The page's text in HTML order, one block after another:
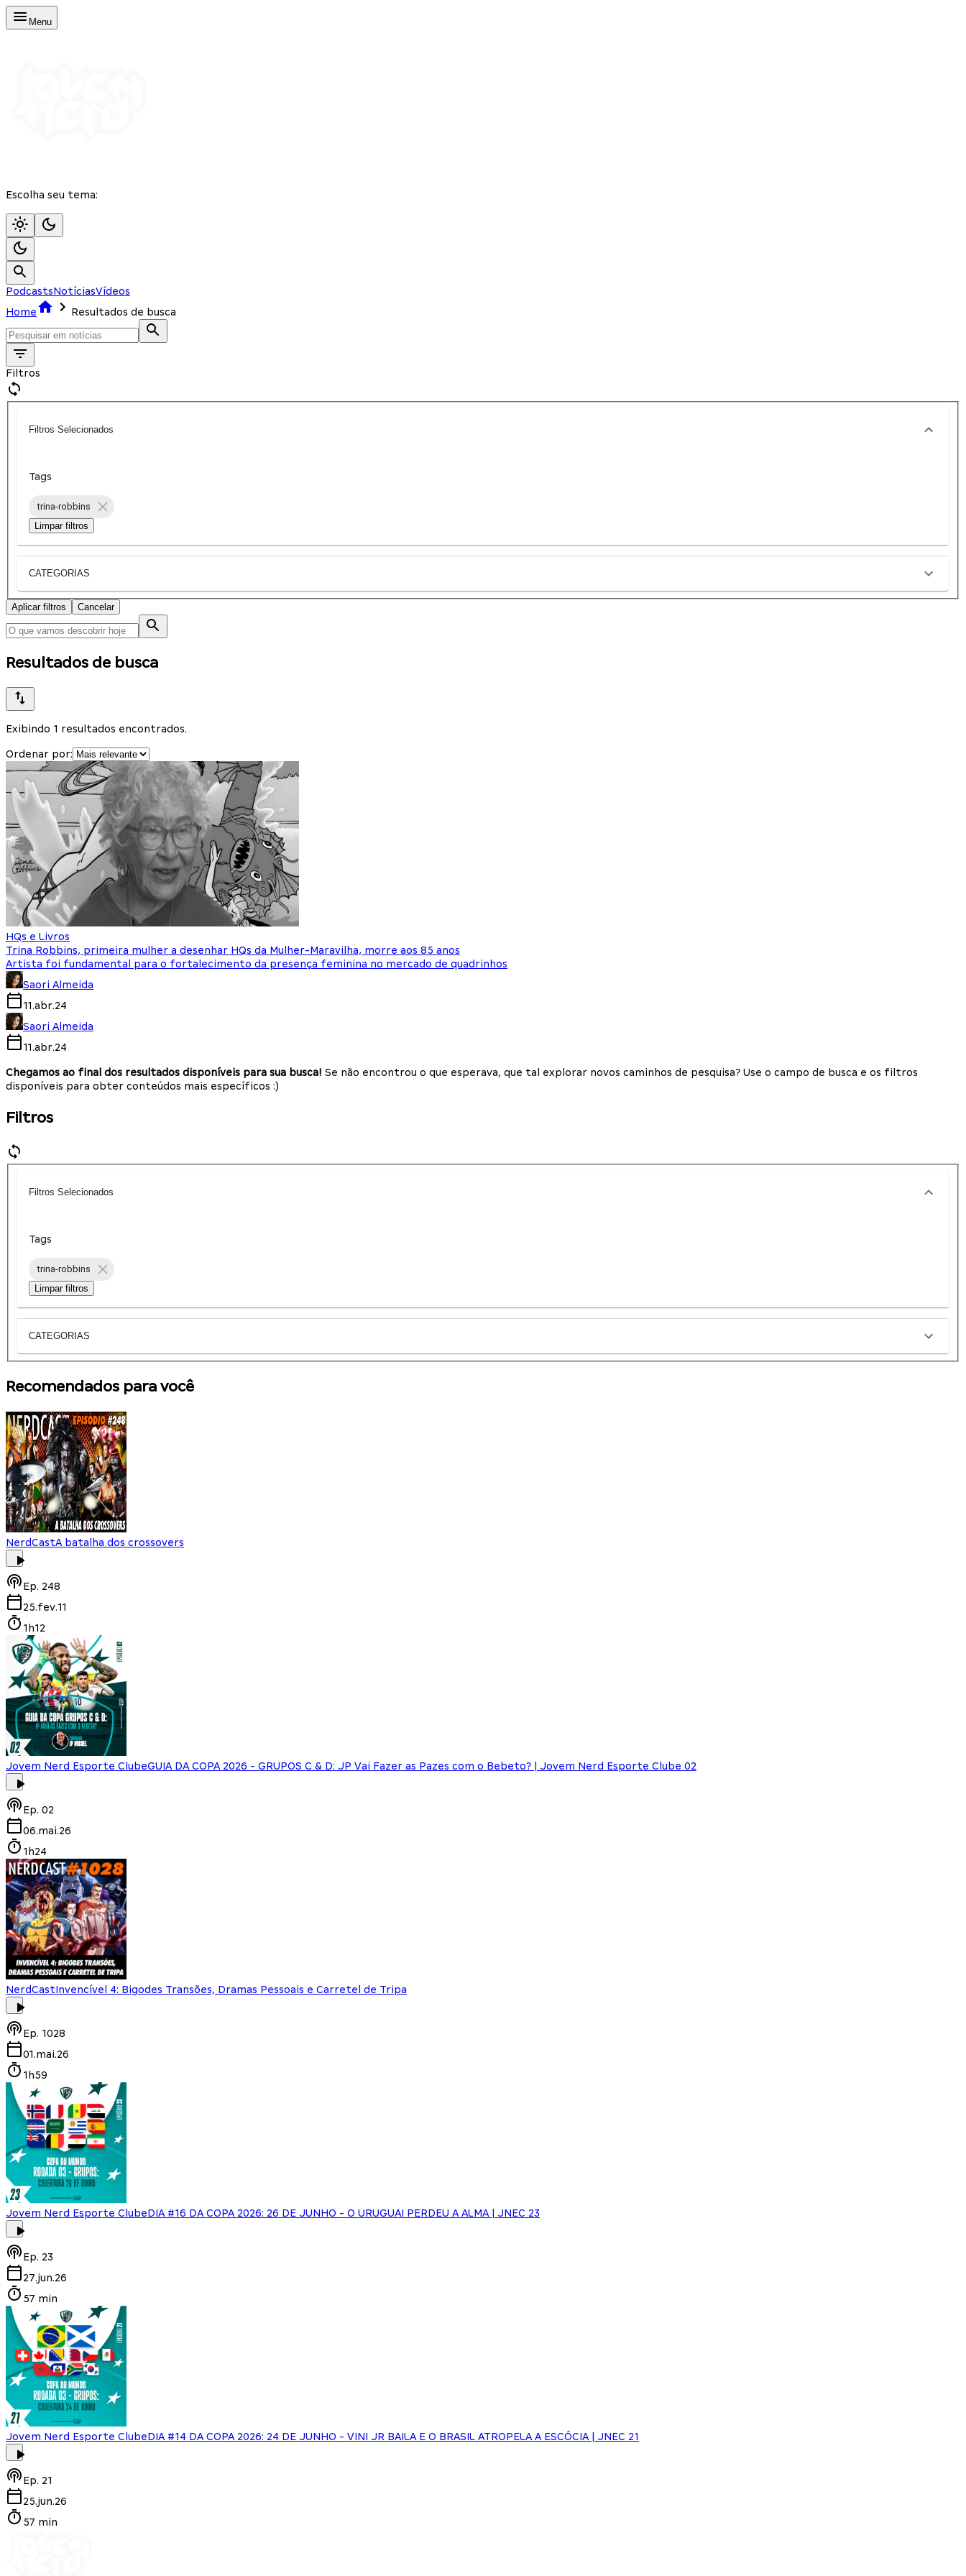
Menu
Escolha seu tema:
PodcastsNotíciasVídeos
Home
Resultados de busca
Filtros
Filtros Selecionados
Tags
trina-robbins
Limpar filtros
CATEGORIAS
Aplicar filtros Cancelar
Resultados de busca
Exibindo 1 resultados encontrados.
Ordenar por:
HQs e Livros
Trina Robbins, primeira mulher a desenhar HQs da Mulher-Maravilha, morre aos 85 anos
Artista foi fundamental para o fortalecimento da presença feminina no mercado de quadrinhos
Saori Almeida
11.abr.24
Saori Almeida
11.abr.24
Chegamos ao final dos resultados disponíveis para sua busca! Se não encontrou o que esperava, que tal explorar novos caminhos de pesquisa? Use o campo de busca e os filtros
disponíveis para obter conteúdos mais específicos :)
Filtros
Filtros Selecionados
Tags
trina-robbins
Limpar filtros
CATEGORIAS
Recomendados para você
NerdCastA batalha dos crossovers
Ep. 248
25.fev.11
1h12
Jovem Nerd Esporte ClubeGUIA DA COPA 2026 - GRUPOS C & D: JP Vai Fazer as Pazes com o Bebeto? | Jovem Nerd Esporte Clube 02
Ep. 02
06.mai.26
1h24
NerdCastInvencível 4: Bigodes Transões, Dramas Pessoais e Carretel de Tripa
Ep. 1028
01.mai.26
1h59
Jovem Nerd Esporte ClubeDIA #16 DA COPA 2026: 26 DE JUNHO - O URUGUAI PERDEU A ALMA | JNEC 23
Ep. 23
27.jun.26
57 min
Jovem Nerd Esporte ClubeDIA #14 DA COPA 2026: 24 DE JUNHO - VINI JR BAILA E O BRASIL ATROPELA A ESCÓCIA | JNEC 21
Ep. 21
25.jun.26
57 min